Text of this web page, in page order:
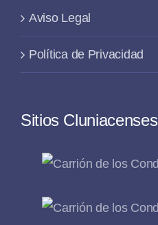
Aviso Legal
Política de Privacidad
Sitios Cluniacenses